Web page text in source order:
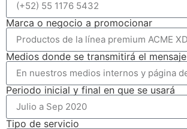
Marca o negocio a promocionar
Medios donde se transmitirá el mensaje
Periodo inicial y final en que se usará
Tipo de servicio